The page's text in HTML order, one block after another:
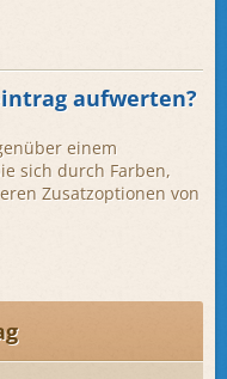
aufwerten?
einem
sich durch Farben,
Zusatzoptionen von